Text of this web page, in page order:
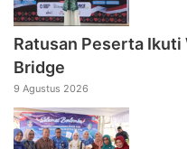
Ratusan Peserta Ikuti
Bridge
9 Agustus 2026